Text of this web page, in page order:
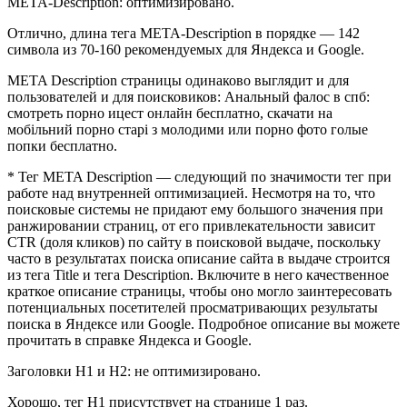
Отлично, длина тега META-Description в порядке — 142
символа из 70-160 рекомендуемых для Яндекса и Google.
META Description страницы одинаково выглядит и для
пользователей и для поисковиков: Анальный фалос в спб:
смотреть порно ицест онлайн бесплатно, скачати на
мобільний порно старі з молодими или порно фото голые
попки бесплатно.
* Тег META Description — следующий по значимости тег при
работе над внутренней оптимизацией. Несмотря на то, что
поисковые системы не придают ему большого значения при
ранжировании страниц, от его привлекательности зависит
CTR (доля кликов) по сайту в поисковой выдаче, поскольку
часто в результатах поиска описание сайта в выдаче строится
из тега Title и тега Description. Включите в него качественное
краткое описание страницы, чтобы оно могло заинтересовать
потенциальных посетителей просматривающих результаты
поиска в Яндексе или Google. Подробное описание вы можете
прочитать в справке Яндекса и Google.
Заголовки H1 и H2: не оптимизировано.
Хорошо, тег H1 присутствует на странице 1 раз.